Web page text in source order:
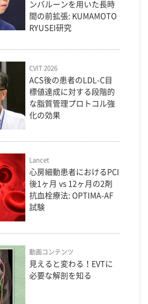
ンバルーンを用いた長時
間の前拡張: KUMAMOTO
RYUSEI研究
CVIT 2026
ACS後の患者のLDL-C目
標値達成に対する段階的
な脂質管理プロトコル強
化の効果
Lancet
心房細動患者におけるPCI
後1ヶ月 vs 12ヶ月の2剤
抗血栓療法: OPTIMA-AF
試験
動画コンテンツ
見えると変わる！EVTに
必要な解剖を知る